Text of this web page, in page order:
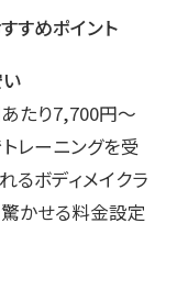
すめポイント
たり7,700円～
レーニングを受
るボディメイクラ
かせる料金設定